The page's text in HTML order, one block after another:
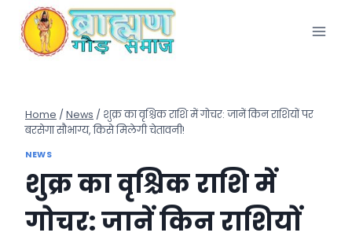
content
Home / News / शुक्र का वृश्चिक राशि में गोचर: जानें किन राशियों पर
बरसेगा सौभाग्य, किसे मिलेगी चेतावनी!
NEWS
शुक्र का वृश्चिक राशि में
गोचर: जानें किन राशियों